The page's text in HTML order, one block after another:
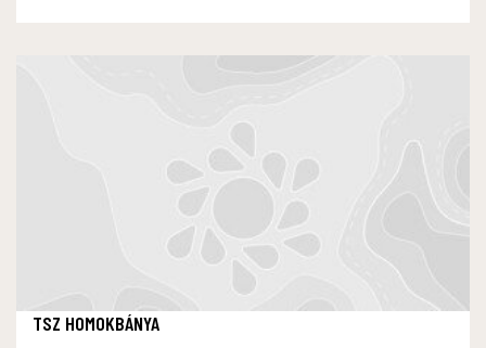
TSZ HOMOKBÁNYA